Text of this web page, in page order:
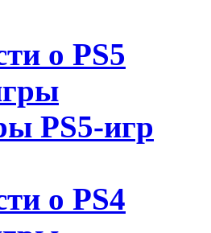
о PS5
PS5-игр
о PS4